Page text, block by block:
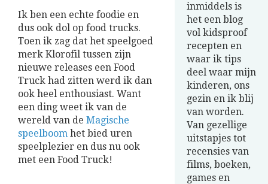
Ik ben een echte foodie en
dus ook dol op food trucks.
Toen ik zag dat het speelgoed
merk Klorofil tussen zijn
nieuwe releases een Food
Truck had zitten werd ik dan
ook heel enthousiast. Want
een ding weet ik van de
wereld van de Magische
speelboom het bied uren
speelplezier en dus nu ook
met een Food Truck!
inmiddels is
het een blog
vol kidsproof
recepten en
waar ik tips
deel waar mijn
kinderen, ons
gezin en ik blij
van worden.
Van gezellige
uitstapjes tot
recensies van
films, boeken,
games en